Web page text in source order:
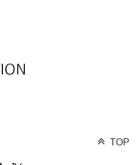
TOP